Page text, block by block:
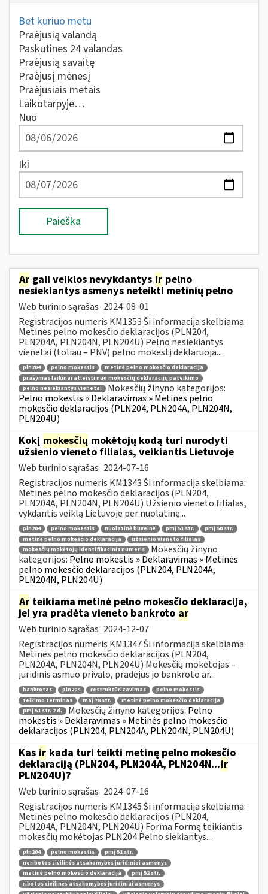
Bet kuriuo metu
Praėjusią valandą
Paskutines 24 valandas
Praėjusią savaitę
Praėjusį mėnesį
Praėjusiais metais
Laikotarpyje…
Nuo
Iki
Paieška
Ar gali veiklos nevykdantys ir pelno
nesiekiantys asmenys neteikti metinių pelno
Web turinio sąrašas 2024-08-01
Registracijos numeris KM1353 Ši informacija skelbiama:
Metinės pelno mokesčio deklaracijos (PLN204,
PLN204A, PLN204N, PLN204U) Pelno nesiekiantys
vienetai (toliau – PNV) pelno mokestį deklaruoja...
pln204 pelno mokestis
metinė pelno mokesčio deklaracija
prašymas laikinai atleisti nuo mokesčių deklaracijų pateikimo
pelno nesiekiantys vienetai
Mokesčių žinyno kategorijos:
Pelno mokestis » Deklaravimas » Metinės pelno
mokesčio deklaracijos (PLN204, PLN204A, PLN204N,
PLN204U)
Kokį mokesčių mokėtojų kodą turi nurodyti
užsienio vieneto filialas, veikiantis Lietuvoje
Web turinio sąrašas 2024-07-16
Registracijos numeris KM1343 Ši informacija skelbiama:
Metinės pelno mokesčio deklaracijos (PLN204,
PLN204A, PLN204N, PLN204U) Užsienio vieneto filialas,
vykdantis veiklą Lietuvoje per nuolatinę...
pln204 pelno mokestis nuolatinė buveinė pmį 51 str.
pmį 50 str.
metinė pelno mokesčio deklaracija
užsienio vieneto filialas
mokesčių mokėtojų identifikacinis numeris
Mokesčių žinyno
kategorijos: Pelno mokestis » Deklaravimas » Metinės
pelno mokesčio deklaracijos (PLN204, PLN204A,
PLN204N, PLN204U)
Ar teikiama metinė pelno mokesčio deklaracija,
jei yra pradėta vieneto bankroto ar
Web turinio sąrašas 2024-12-07
Registracijos numeris KM1347 Ši informacija skelbiama:
Metinės pelno mokesčio deklaracijos (PLN204,
PLN204A, PLN204N, PLN204U) Mokesčių mokėtojas –
juridinis asmuo privalo, pradėjus jo bankroto ar...
bankrotas pln204 restruktūrizavimas
pelno mokestis
teikimo terminas
maį 78 str.
metinė pelno mokesčio deklaracija
pmį 51 str. 2 d.
Mokesčių žinyno kategorijos: Pelno
mokestis » Deklaravimas » Metinės pelno mokesčio
deklaracijos (PLN204, PLN204A, PLN204N, PLN204U)
Kas ir kada turi teikti metinę pelno mokesčio
deklaraciją (PLN204, PLN204A, PLN204N...ir
PLN204U)?
Web turinio sąrašas 2024-07-16
Registracijos numeris KM1345 Ši informacija skelbiama:
Metinės pelno mokesčio deklaracijos (PLN204,
PLN204A, PLN204N, PLN204U) Forma Formą teikiantis
mokesčių mokėtojas PLN204 Pelno siekiantys...
pln204 pelno mokestis
pmį 51 str.
neribotos civilinės atsakomybės juridiniai asmenys
metinė pelno mokesčio deklaracija
pmį 52 str.
ribotos civilinės atsakomybės juridiniai asmenys